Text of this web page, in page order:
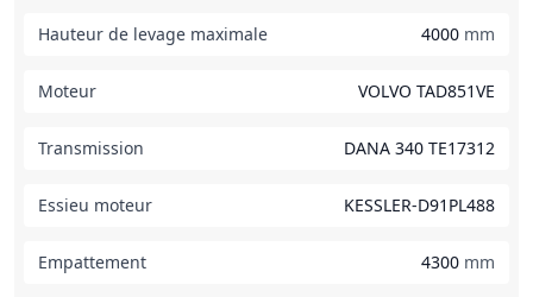
Hauteur de levage maximale 4000 mm
Moteur VOLVO TAD851VE
Transmission DANA 340 TE17312
Essieu moteur KESSLER-D91PL488
Empattement 4300 mm